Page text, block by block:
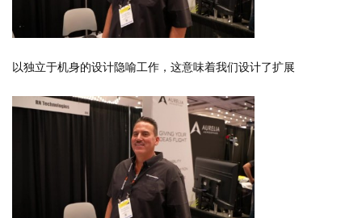
以独立于机身的设计隐喻工作，这意味着我们设计了扩展